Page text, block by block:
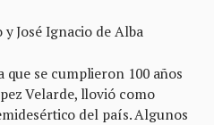
José Ignacio de Alba
que se cumplieron 100 años
Velarde, llovió como
del país. Algunos